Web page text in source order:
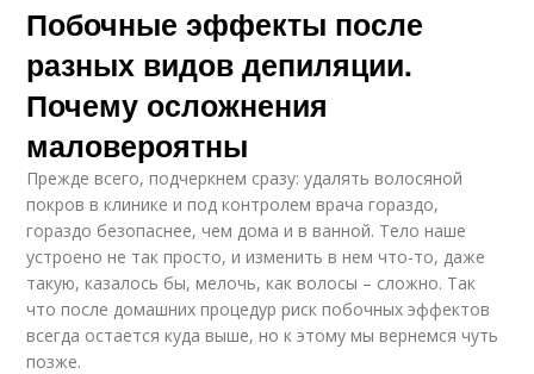
Побочные эффекты после
разных видов депиляции.
Почему осложнения
маловероятны
Прежде всего, подчеркнем сразу: удалять волосяной
покров в клинике и под контролем врача гораздо,
гораздо безопаснее, чем дома и в ванной. Тело наше
устроено не так просто, и изменить в нем что-то, даже
такую, казалось бы, мелочь, как волосы – сложно. Так
что после домашних процедур риск побочных эффектов
всегда остается куда выше, но к этому мы вернемся чуть
позже.